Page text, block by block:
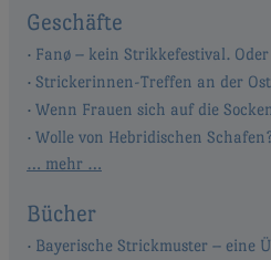
Geschäfte
Fanø – kein Strikkefestival.
Strickerinnen-Treffen an der
Wenn Frauen sich auf die
Wolle von Hebridischen
… mehr …
Bücher
Bayerische Strickmuster – eine